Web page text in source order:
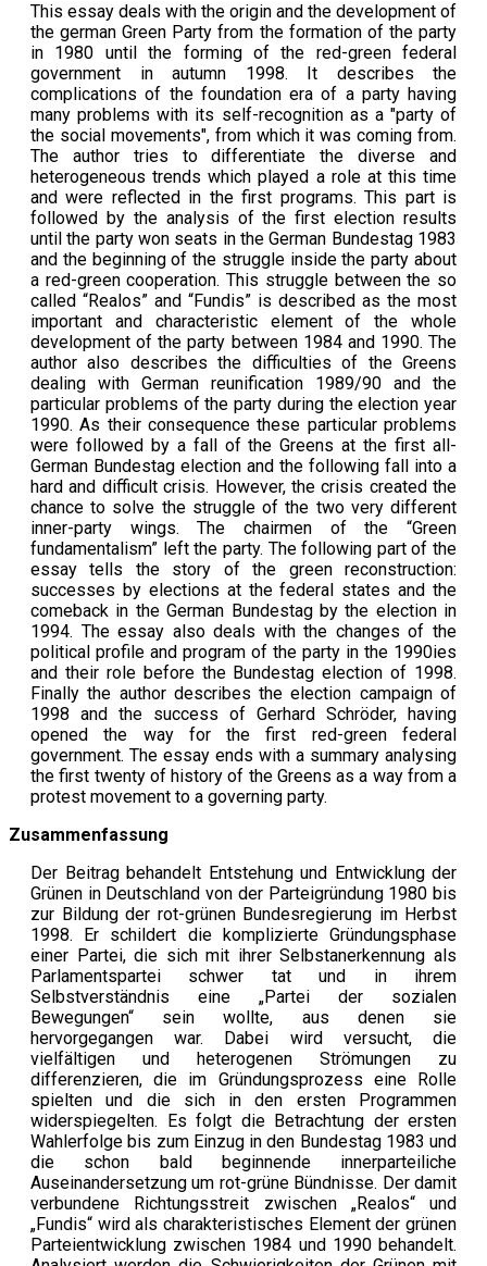
This essay deals with the origin and the development of
the german Green Party from the formation of the party
in 1980 until the forming of the red-green federal
government in autumn 1998. It describes the
complications of the foundation era of a party having
many problems with its self-recognition as a "party of
the social movements", from which it was coming from.
The author tries to differentiate the diverse and
heterogeneous trends which played a role at this time
and were reflected in the first programs. This part is
followed by the analysis of the first election results
until the party won seats in the German Bundestag 1983
and the beginning of the struggle inside the party about
a red-green cooperation. This struggle between the so
called “Realos” and “Fundis” is described as the most
important and characteristic element of the whole
development of the party between 1984 and 1990. The
author also describes the difficulties of the Greens
dealing with German reunification 1989/90 and the
particular problems of the party during the election year
1990. As their consequence these particular problems
were followed by a fall of the Greens at the first all-
German Bundestag election and the following fall into a
hard and difficult crisis. However, the crisis created the
chance to solve the struggle of the two very different
inner-party wings. The chairmen of the “Green
fundamentalism” left the party. The following part of the
essay tells the story of the green reconstruction:
successes by elections at the federal states and the
comeback in the German Bundestag by the election in
1994. The essay also deals with the changes of the
political profile and program of the party in the 1990ies
and their role before the Bundestag election of 1998.
Finally the author describes the election campaign of
1998 and the success of Gerhard Schröder, having
opened the way for the first red-green federal
government. The essay ends with a summary analysing
the first twenty of history of the Greens as a way from a
protest movement to a governing party.
Zusammenfassung
Der Beitrag behandelt Entstehung und Entwicklung der
Grünen in Deutschland von der Parteigründung 1980 bis
zur Bildung der rot-grünen Bundesregierung im Herbst
1998. Er schildert die komplizierte Gründungsphase
einer Partei, die sich mit ihrer Selbstanerkennung als
Parlamentspartei schwer tat und in ihrem
Selbstverständnis eine „Partei der sozialen
Bewegungen“ sein wollte, aus denen sie
hervorgegangen war. Dabei wird versucht, die
vielfältigen und heterogenen Strömungen zu
differenzieren, die im Gründungsprozess eine Rolle
spielten und die sich in den ersten Programmen
widerspiegelten. Es folgt die Betrachtung der ersten
Wahlerfolge bis zum Einzug in den Bundestag 1983 und
die schon bald beginnende innerparteiliche
Auseinandersetzung um rot-grüne Bündnisse. Der damit
verbundene Richtungsstreit zwischen „Realos“ und
„Fundis“ wird als charakteristisches Element der grünen
Parteientwicklung zwischen 1984 und 1990 behandelt.